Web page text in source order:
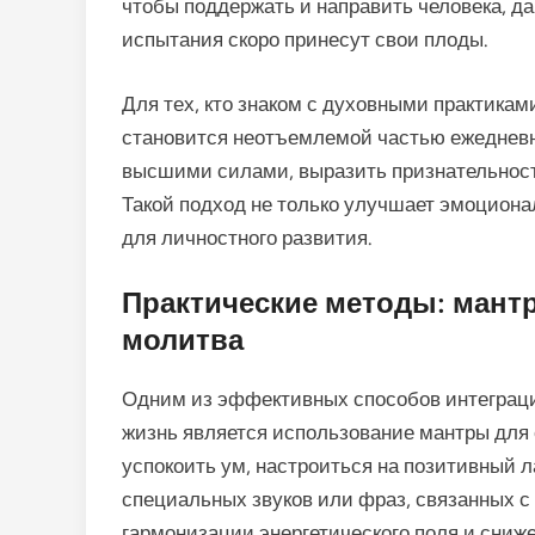
чтобы поддержать и направить человека,
испытания скоро принесут свои плоды.
Для тех, кто знаком с духовными
становится неотъемлемой частью
высшими силами, выразить
Такой подход не только улучшает
для личностного развития.
Практические методы:
молитва
Одним из эффективных способов
жизнь является использование мантры
успокоить ум, настроиться на позитивный
специальных звуков или фраз, связанных